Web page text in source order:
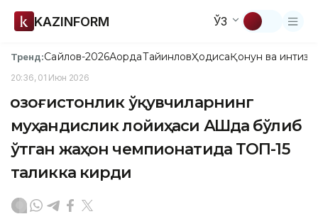
KAZINFORM ЎЗ
Тренд:Сайлов-2026АқордаТайинловҲодисаҚонун ва
20:36, 01 Июн 2026
Қозоғистонлик ўқувчиларнинг
муҳандислик лойиҳаси АҚШда бўлиб
ўтган жаҳон чемпионатида ТОП-15
таликка кирди